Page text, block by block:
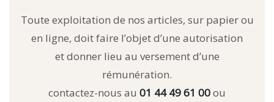
Toute exploitation de nos articles, sur papier ou
en ligne, doit faire l’objet d’une autorisation
et donner lieu au versement d’une
rémunération.
contactez-nous au 01 44 49 61 00ou